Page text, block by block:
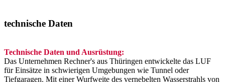
technische Daten
Technische Daten und Ausrüstung:
Das Unternehmen Rechner's aus Thüringen entwickelte das LUF
für Einsätze in schwierigen Umgebungen wie Tunnel oder
Tiefgaragen. Mit einer Wurfweite des vernebelten Wasserstrahls von